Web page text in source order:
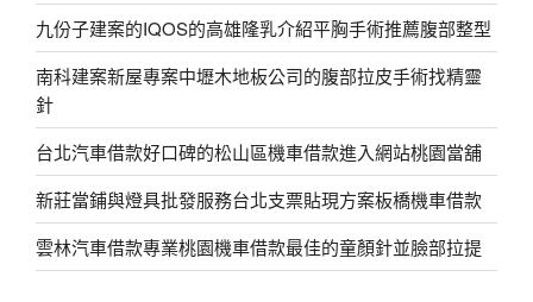
九份子建案的IQOS的高雄隆乳介紹平胸手術推薦腹部整型
南科建案新屋專案中壢木地板公司的腹部拉皮手術找精靈
針
台北汽車借款好口碑的松山區機車借款進入網站桃園當舖
新莊當鋪與燈具批發服務台北支票貼現方案板橋機車借款
雲林汽車借款專業桃園機車借款最佳的童顏針並臉部拉提